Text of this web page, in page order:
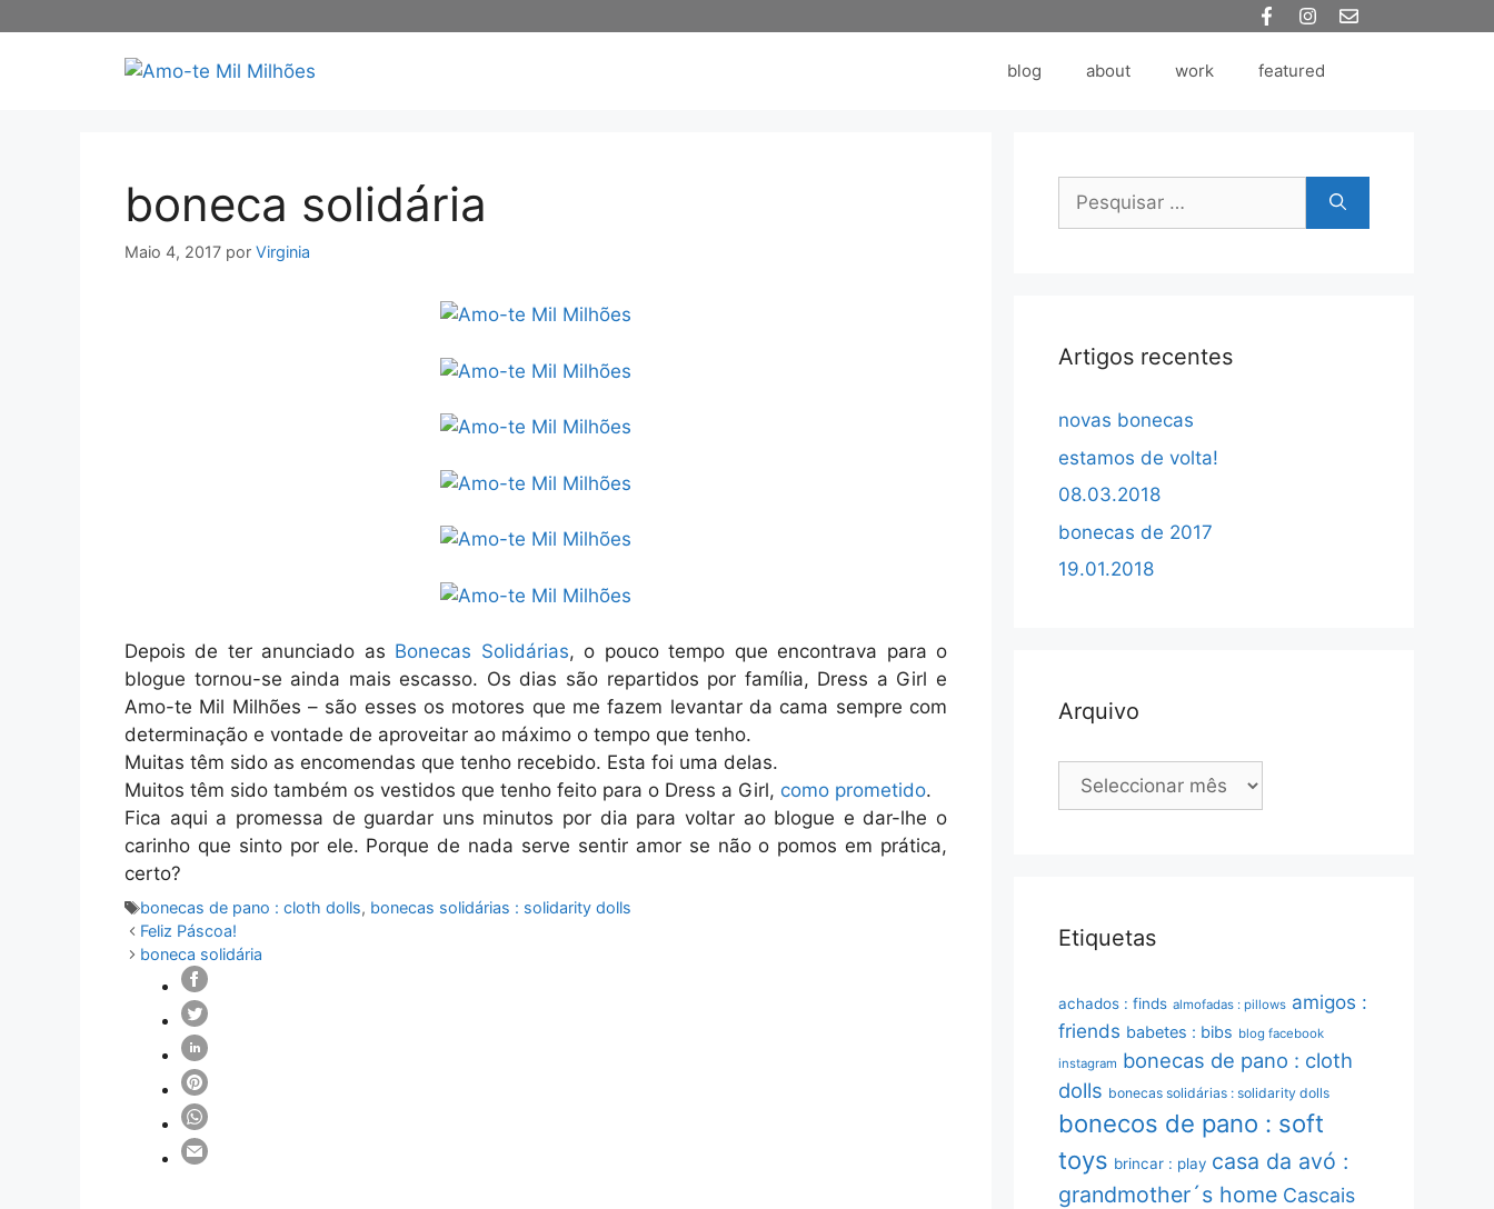
blog about work featured
boneca solidária
Maio 4, 2017 por Virginia
Depois de ter anunciado as Bonecas Solidárias, o pouco tempo que encontrava para o
blogue tornou-se ainda mais escasso. Os dias são repartidos por família, Dress a Girl e
Amo-te Mil Milhões – são esses os motores que me fazem levantar da cama sempre com
determinação e vontade de aproveitar ao máximo o tempo que tenho.
Muitas têm sido as encomendas que tenho recebido. Esta foi uma delas.
Muitos têm sido também os vestidos que tenho feito para o Dress a Girl, como prometido.
Fica aqui a promessa de guardar uns minutos por dia para voltar ao blogue e dar-lhe o
carinho que sinto por ele. Porque de nada serve sentir amor se não o pomos em prática,
certo?
Etiquetas
bonecas de pano : cloth dolls, bonecas solidárias : solidarity dolls
Feliz Páscoa!
boneca solidária
Pesquisar
Artigos recentes
novas bonecas
estamos de volta!
08.03.2018
bonecas de 2017
19.01.2018
Arquivo
Arquivo
Etiquetas
achados : finds almofadas : pillows amigos :
friends babetes : bibs blog facebook
instagram bonecas de pano : cloth
dolls bonecas solidárias : solidarity dolls
bonecos de pano : soft
toys brincar : play casa da avó :
grandmother´s home Cascais